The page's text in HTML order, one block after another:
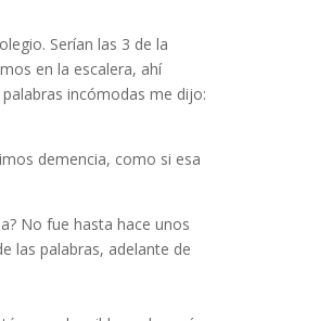
Serían las 3 de la
en la escalera, ahí
incómodas me dijo:
demencia, como si esa
No fue hasta hace unos
las palabras, adelante de